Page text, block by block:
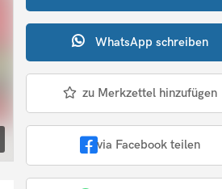
WhatsApp schreiben
zu Merkzettel hinzufügen
via Facebook teilen